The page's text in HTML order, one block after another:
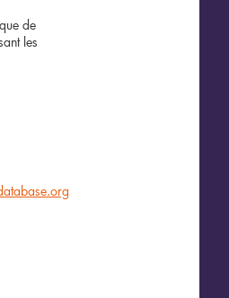
de
les